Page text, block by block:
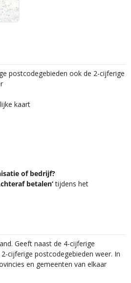
postcodegebieden ook de 2-cijferige
kaart
of bedrijf?
betalen’tijdens het
Geeft naast de 4-cijferige
cijferige postcodegebieden weer. In
en gemeenten van elkaar